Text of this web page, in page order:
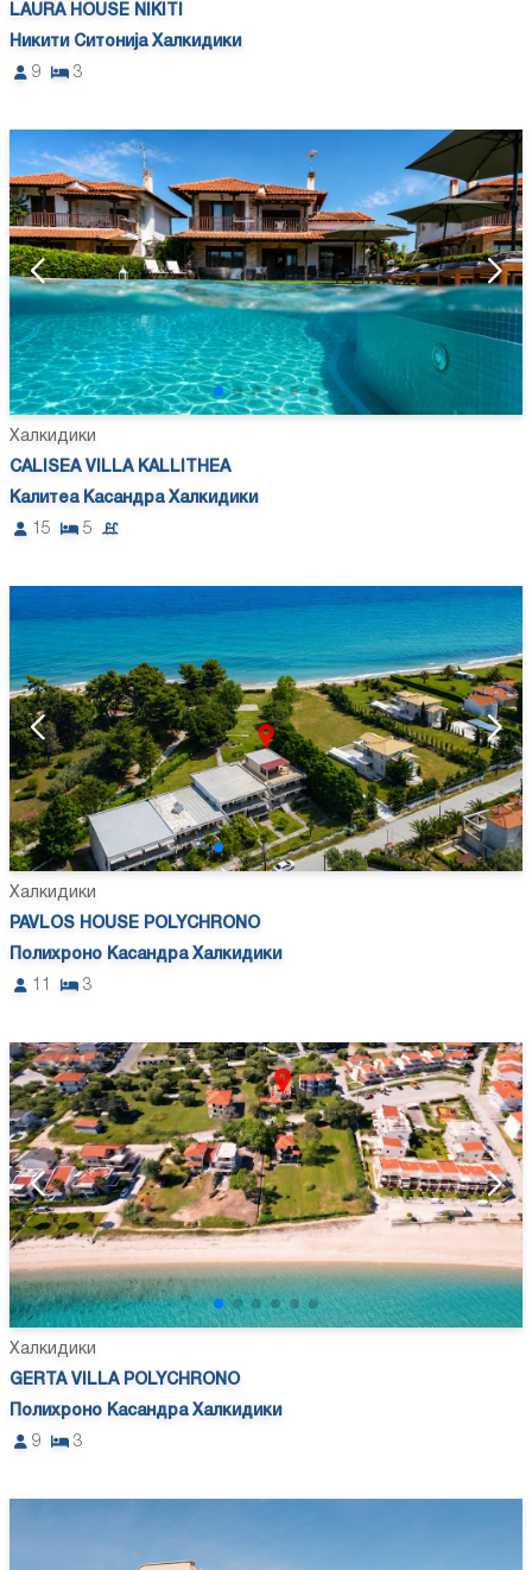
LAURA HOUSE NIKITI
Никити Ситонија Халкидики
9
3
Халкидики
CALISEA VILLA KALLITHEA
Калитеа Касандра Халкидики
15
5
Халкидики
PAVLOS HOUSE POLYCHRONO
Полихроно Касандра Халкидики
11
3
Халкидики
GERTA VILLA POLYCHRONO
Полихроно Касандра Халкидики
9
3